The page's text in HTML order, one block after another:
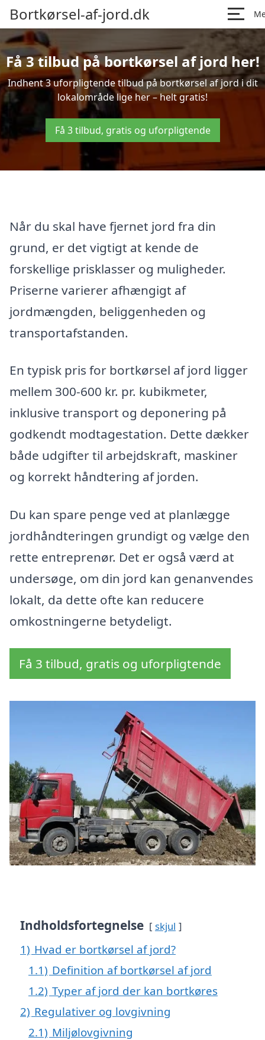
Bortkørsel-af-jord.dk
Få 3 tilbud på bortkørsel af jord her!
Indhent 3 uforpligtende tilbud på bortkørsel af jord i dit
lokalområde lige her – helt gratis!
Få 3 tilbud, gratis og uforpligtende
Når du skal have fjernet jord fra din
grund, er det vigtigt at kende de
forskellige prisklasser og muligheder.
Priserne varierer afhængigt af
jordmængden, beliggenheden og
transportafstanden.
En typisk pris for bortkørsel af jord ligger
mellem 300-600 kr. pr. kubikmeter,
inklusive transport og deponering på
godkendt modtagestation. Dette dækker
både udgifter til arbejdskraft, maskiner
og korrekt håndtering af jorden.
Du kan spare penge ved at planlægge
jordhåndteringen grundigt og vælge den
rette entreprenør. Det er også værd at
undersøge, om din jord kan genanvendes
lokalt, da dette ofte kan reducere
omkostningerne betydeligt.
Få 3 tilbud, gratis og uforpligtende
Indholdsfortegnelse skjul
1) Hvad er bortkørsel af jord?
1.1) Definition af bortkørsel af jord
1.2) Typer af jord der kan bortkøres
2) Regulativer og lovgivning
2.1) Miljølovgivning